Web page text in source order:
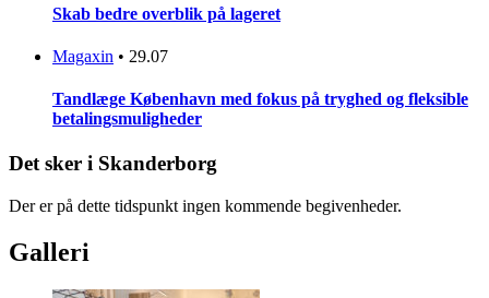
Skab bedre overblik på lageret
Magaxin • 29.07
Tandlæge København med fokus på tryghed og fleksible
betalingsmuligheder
Det sker i Skanderborg
Der er på dette tidspunkt ingen kommende begivenheder.
Galleri